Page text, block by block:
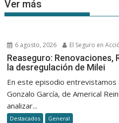
Ver más
6 agosto, 2026 El Seguro en
Reaseguro:
la desregulación de Milei
En este episodio entrevistamos
Gonzalo García, de Americal
analizar...
Destacados General